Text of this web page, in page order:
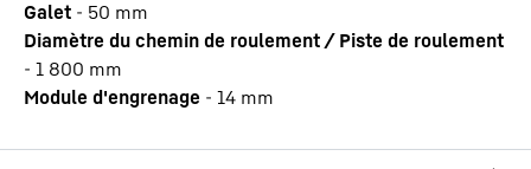
Galet - 50 mm
Diamètre du chemin de roulement / Piste de roulement
- 1 800 mm
Module d'engrenage - 14 mm